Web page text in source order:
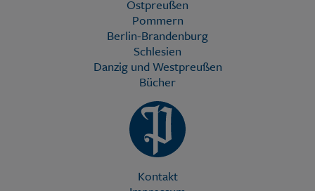
Ostpreußen
Pommern
Berlin-Brandenburg
Schlesien
Danzig und Westpreußen
Bücher
Kontakt